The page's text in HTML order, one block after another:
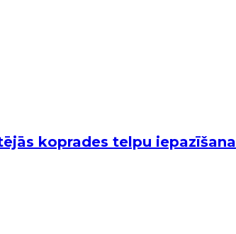
koprades telpu iepazīšana